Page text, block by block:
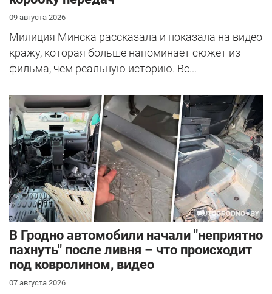
09 августа 2026
Милиция Минска рассказала и показала на видео
кражу, которая больше напоминает сюжет из
фильма, чем реальную историю. Вс...
В Гродно автомобили начали "неприятно
пахнуть" после ливня – что происходит
под ковролином, видео
07 августа 2026